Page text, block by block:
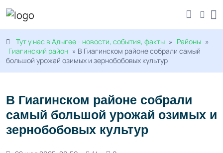
Тут у нас в Адыгее - новости, события, факты » Районы »
Гиагинский район » В Гиагинском районе собрали самый
большой урожай озимых и зернобобовых культур
В Гиагинском районе собрали
самый большой урожай озимых и
зернобобовых культур